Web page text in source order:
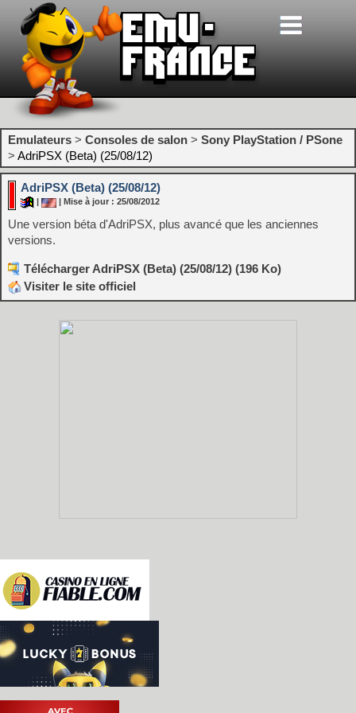
Emulateurs > Consoles de salon > Sony PlayStation / PSone
> AdriPSX (Beta) (25/08/12)
AdriPSX (Beta) (25/08/12)
| Mise à jour : 25/08/2012
Une version béta d'AdriPSX, plus avancé que les anciennes
versions.
Télécharger AdriPSX (Beta) (25/08/12) (196 Ko)
Visiter le site officiel